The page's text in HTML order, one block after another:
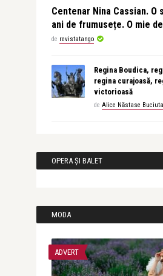
Centenar Nina Cassian. O
ani de frumusețe. O mie
de revistatango
Regina Boudica,
regina curajoasă,
victorioasă
de Alice Năstase Buciuta
OPERA ȘI BALET
MODA
ADVERT